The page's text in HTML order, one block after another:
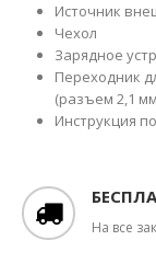
Источник
Чехол
Зарядное
Переходник
(разъем 2,1
Инструкция
На все